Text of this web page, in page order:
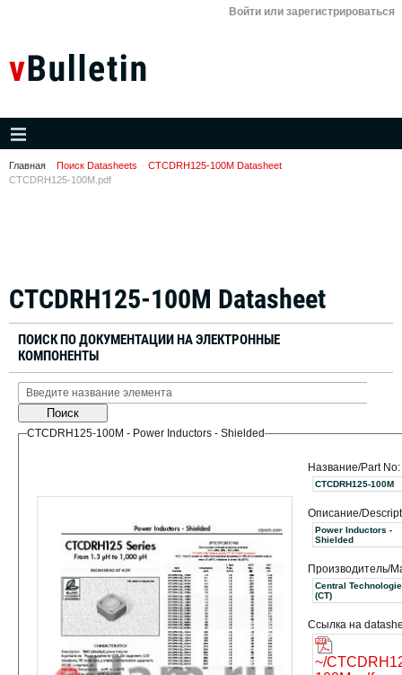
Войти или зарегистрироваться
Главная Поиск Datasheets
CTCDRH125-100M Datasheet
CTCDRH125-100M.pdf
CTCDRH125-100M Datasheet
ПОИСК ПО ДОКУМЕНТАЦИИ НА ЭЛЕКТРОННЫЕ
КОМПОНЕНТЫ
Поиск
CTCDRH125-100M - Power Inductors - Shielded
Название/Part No:
CTCDRH125-100M
Описание/
Power Inductors -
Shielded
Производитель/
Central
(CT)
Ссылка на
~/